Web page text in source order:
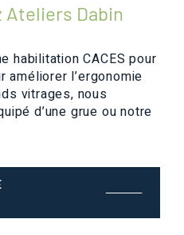
Dabin
habilitation CACES pour
améliorer l’ergonomie
vitrages, nous
d’une grue ou notre